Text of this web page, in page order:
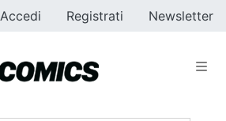
Accedi Registrati Newsletter